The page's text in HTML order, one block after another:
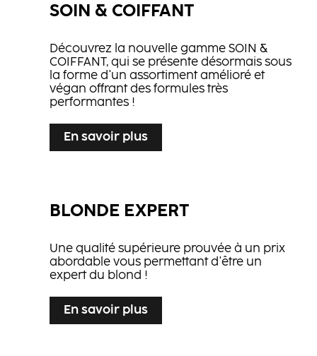
SOIN & COIFFANT
Découvrez la nouvelle gamme SOIN &
COIFFANT, qui se présente désormais sous
la forme d'un assortiment amélioré et
végan offrant des formules très
performantes !
En savoir plus
BLONDE EXPERT
Une qualité supérieure prouvée à un prix
abordable vous permettant d'être un
expert du blond !
En savoir plus